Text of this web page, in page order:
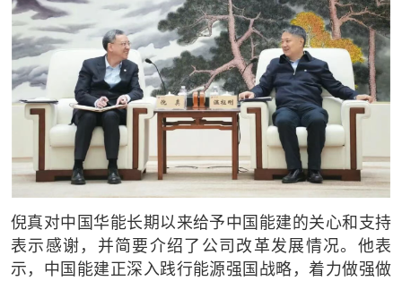
倪真对中国华能长期以来给予中国能建的关心和支持
表示感谢，并简要介绍了公司改革发展情况。他表
示，中国能建正深入践行能源强国战略，着力做强做